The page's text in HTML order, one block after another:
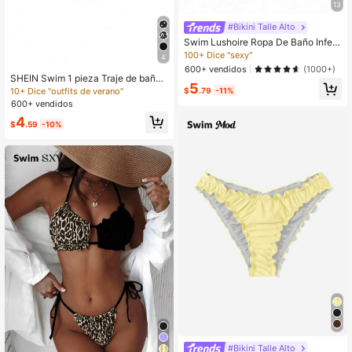
4
SHEIN Swim 1 pieza Traje de baño
sexy con estampado de leopardo y
atar para mujer
10+ Dice "outfits de verano"
600+ vendidos
$4.59 -10%
13
#Bikini Talle Alto
Swim Lushoire Ropa De Baño Inferi
or Para Mujer Con Pliegues De Colo
r Sólido Para Festival De Música
100+ Dice "sexy"
600+ vendidos
(1000+)
$5.79 -11%
#Bikini Talle Alto